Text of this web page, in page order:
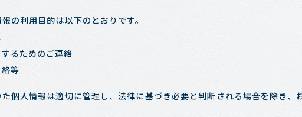
の利用目的は以下のとおりです。
るためのご連絡
等
個人情報は適切に管理し、法律に基づき必要と判断される場合を除き、